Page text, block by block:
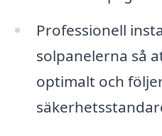
Professionell
solpanelerna så
optimalt och